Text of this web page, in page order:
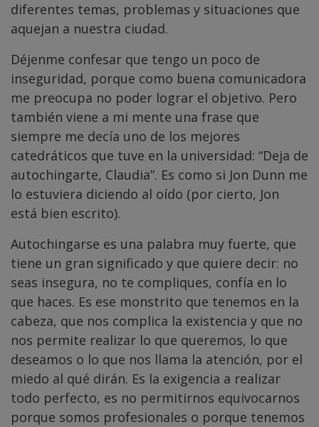
diferentes temas, problemas y situaciones que
aquejan a nuestra ciudad.
Déjenme confesar que tengo un poco de
inseguridad, porque como buena comunicadora
me preocupa no poder lograr el objetivo. Pero
también viene a mi mente una frase que
siempre me decía uno de los mejores
catedráticos que tuve en la universidad: “Deja de
autochingarte, Claudia”. Es como si Jon Dunn me
lo estuviera diciendo al oído (por cierto, Jon
está bien escrito).
Autochingarse es una palabra muy fuerte, que
tiene un gran significado y que quiere decir: no
seas insegura, no te compliques, confía en lo
que haces. Es ese monstrito que tenemos en la
cabeza, que nos complica la existencia y que no
nos permite realizar lo que queremos, lo que
deseamos o lo que nos llama la atención, por el
miedo al qué dirán. Es la exigencia a realizar
todo perfecto, es no permitirnos equivocarnos
porque somos profesionales o porque tenemos